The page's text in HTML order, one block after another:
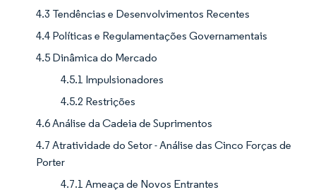
4.3 Tendências e Desenvolvimentos Recentes
4.4 Políticas e Regulamentações Governamentais
4.5 Dinâmica do Mercado
4.5.1 Impulsionadores
4.5.2 Restrições
4.6 Análise da Cadeia de Suprimentos
4.7 Atratividade do Setor - Análise das Cinco Forças de
Porter
4.7.1 Ameaça de Novos Entrantes